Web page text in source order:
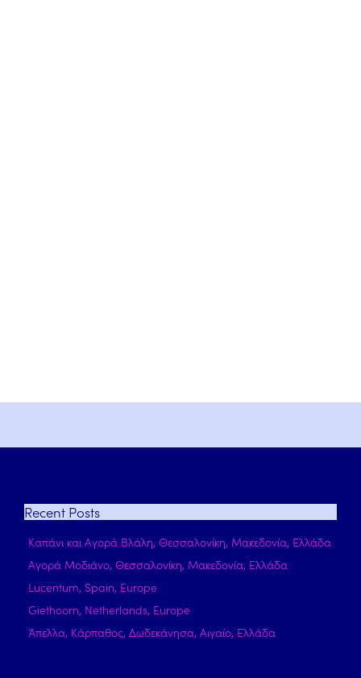
Recent Posts
Καπάνι και Αγορά Βλάλη, Θεσσαλονίκη, Μακεδονία, Ελλάδα
Αγορά Μοδιάνο, Θεσσαλονίκη, Μακεδονία, Ελλάδα
Lucentum, Spain, Europe
Giethoorn, Netherlands, Europe
Άπελλα, Κάρπαθος, Δωδεκάνησα, Αιγαίο, Ελλάδα